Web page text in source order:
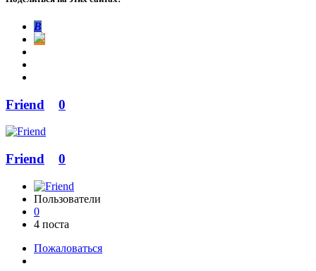
В
Friend 0
Friend 0
Пользователи
0
4 поста
Пожаловаться